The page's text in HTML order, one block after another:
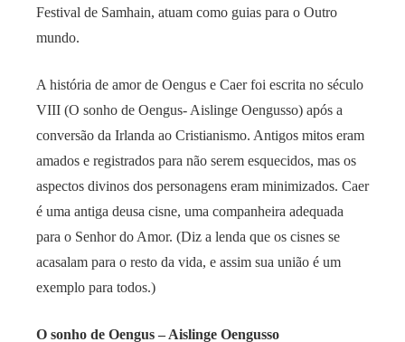
Festival de Samhain, atuam como guias para o Outro
mundo.
A história de amor de Oengus e Caer foi escrita no século
VIII (O sonho de Oengus- Aislinge Oengusso) após a
conversão da Irlanda ao Cristianismo. Antigos mitos eram
amados e registrados para não serem esquecidos, mas os
aspectos divinos dos personagens eram minimizados. Caer
é uma antiga deusa cisne, uma companheira adequada
para o Senhor do Amor. (Diz a lenda que os cisnes se
acasalam para o resto da vida, e assim sua união é um
exemplo para todos.)
O sonho de Oengus – Aislinge Oengusso